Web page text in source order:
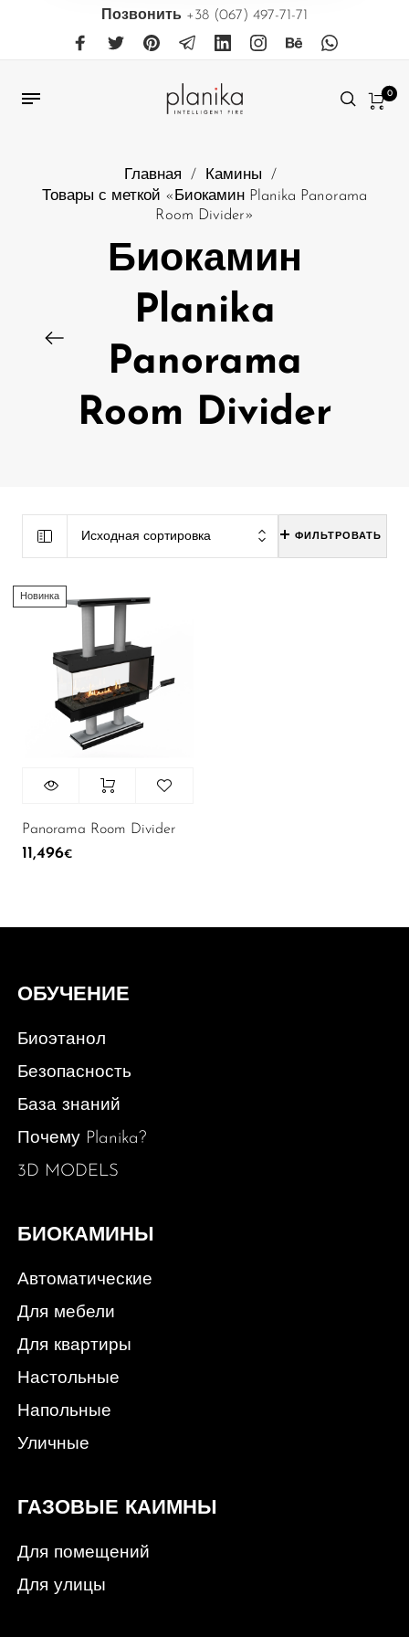
Позвонить +38 (067) 497-71-71
0
Главная / Камины
/
Товары с меткой «Биокамин Planika Panorama
Room Divider»
Биокамин
Planika
Panorama
Room Divider
Исходная сортировка ФИЛЬТРОВАТЬ
Новинка
Panorama Room Divider
11,496€
ОБУЧЕНИЕ
Биоэтанол
Безопасность
База знаний
Почему Planika?
3D MODELS
БИОКАМИНЫ
Автоматические
Для мебели
Для квартиры
Настольные
Напольные
Уличные
ГАЗОВЫЕ КАИМНЫ
Для помещений
Для улицы